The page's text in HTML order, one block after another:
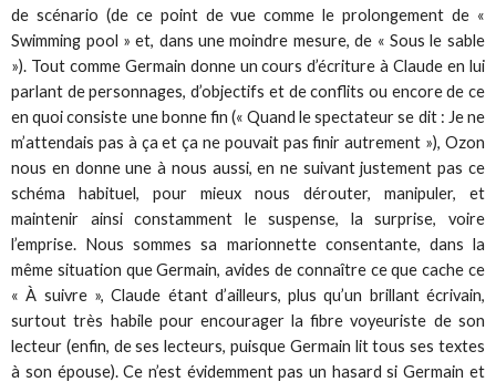
de scénario (de ce point de vue comme le prolongement de «
Swimming pool » et, dans une moindre mesure, de « Sous le sable
»). Tout comme Germain donne un cours d’écriture à Claude en lui
parlant de personnages, d’objectifs et de conflits ou encore de ce
en quoi consiste une bonne fin (« Quand le spectateur se dit : Je ne
m’attendais pas à ça et ça ne pouvait pas finir autrement »), Ozon
nous en donne une à nous aussi, en ne suivant justement pas ce
schéma habituel, pour mieux nous dérouter, manipuler, et
maintenir ainsi constamment le suspense, la surprise, voire
l’emprise. Nous sommes sa marionnette consentante, dans la
même situation que Germain, avides de connaître ce que cache ce
« À suivre », Claude étant d’ailleurs, plus qu’un brillant écrivain,
surtout très habile pour encourager la fibre voyeuriste de son
lecteur (enfin, de ses lecteurs, puisque Germain lit tous ses textes
à son épouse). Ce n’est évidemment pas un hasard si Germain et